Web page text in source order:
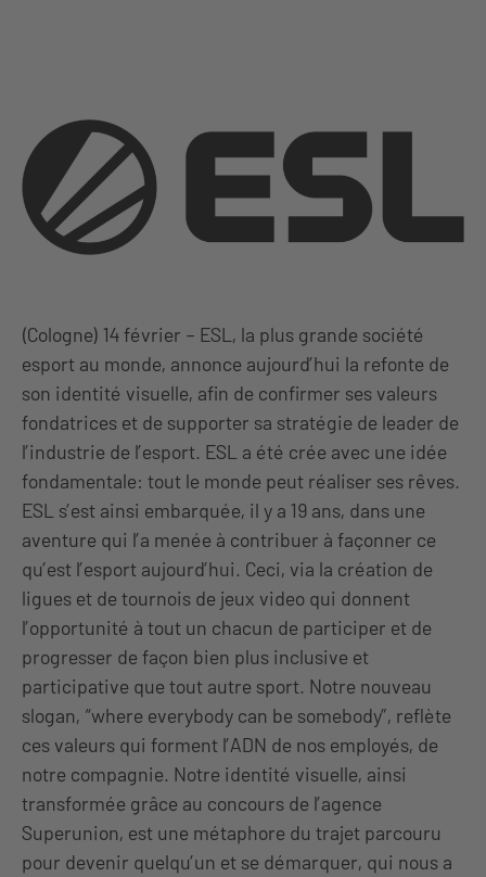
(Cologne) 14 février – ESL, la plus grande société
esport au monde, annonce aujourd’hui la refonte de
son identité visuelle, afin de confirmer ses valeurs
fondatrices et de supporter sa stratégie de leader de
l’industrie de l’esport. ESL a été crée avec une idée
fondamentale: tout le monde peut réaliser ses rêves.
ESL s’est ainsi embarquée, il y a 19 ans, dans une
aventure qui l’a menée à contribuer à façonner ce
qu’est l’esport aujourd’hui. Ceci, via la création de
ligues et de tournois de jeux video qui donnent
l’opportunité à tout un chacun de participer et de
progresser de façon bien plus inclusive et
participative que tout autre sport. Notre nouveau
slogan, “where everybody can be somebody”, reflète
ces valeurs qui forment l’ADN de nos employés, de
notre compagnie. Notre identité visuelle, ainsi
transformée grâce au concours de l’agence
Superunion, est une métaphore du trajet parcouru
pour devenir quelqu’un et se démarquer, qui nous a